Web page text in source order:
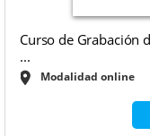
Curso de Grabación
...
Modalidad online